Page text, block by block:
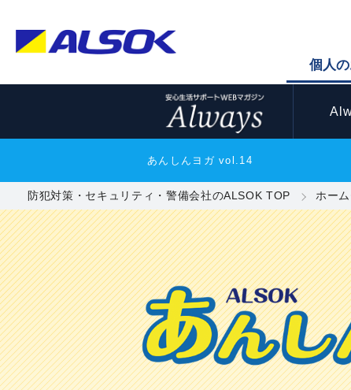
個人
あんしんヨガ vol.14
防犯対策・セキュリティ・警備会社のALSOK TOP ホー